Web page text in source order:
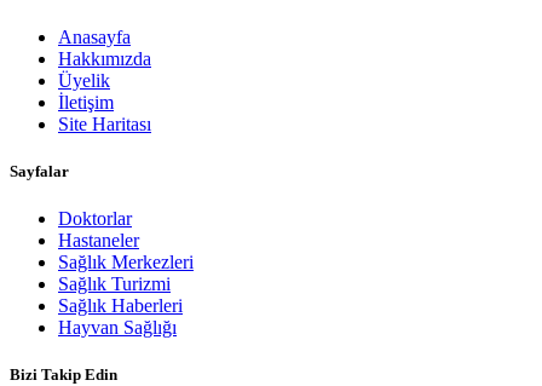
Anasayfa
Hakkımızda
Üyelik
İletişim
Site Haritası
Sayfalar
Doktorlar
Hastaneler
Sağlık Merkezleri
Sağlık Turizmi
Sağlık Haberleri
Hayvan Sağlığı
Bizi Takip Edin